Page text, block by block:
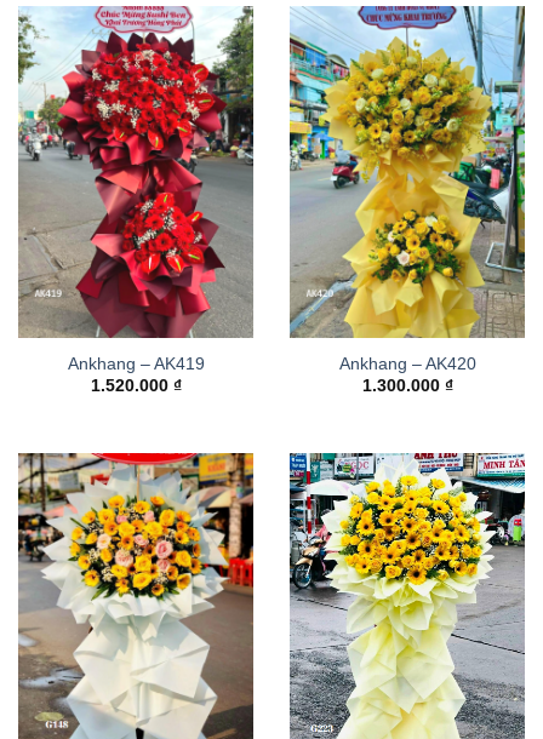
Ankhang – AK419
1.520.000 ₫
Ankhang – AK420
1.300.000 ₫